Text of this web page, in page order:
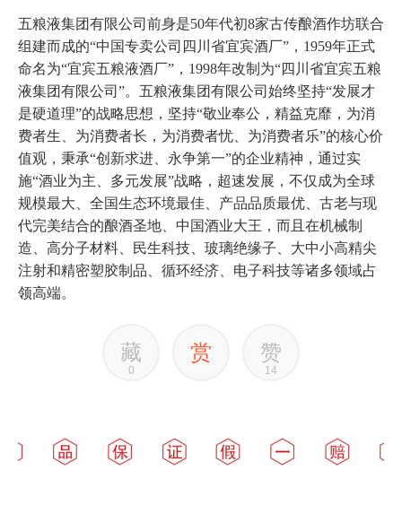
五粮液集团有限公司前身是50年代初8家古传酿酒作坊联合
组建而成的“中国专卖公司四川省宜宾酒厂”，1959年正式
命名为“宜宾五粮液酒厂”，1998年改制为“四川省宜宾五粮
液集团有限公司”。五粮液集团有限公司始终坚持“发展才
是硬道理”的战略思想，坚持“敬业奉公，精益克靡，为消
费者生、为消费者长，为消费者忧、为消费者乐”的核心价
值观，秉承“创新求进、永争第一”的企业精神，通过实
施“酒业为主、多元发展”战略，超速发展，不仅成为全球
规模最大、全国生态环境最佳、产品品质最优、古老与现
代完美结合的酿酒圣地、中国酒业大王，而且在机械制
造、高分子材料、民生科技、玻璃绝缘子、大中小高精尖
注射和精密塑胶制品、循环经济、电子科技等诸多领域占
领高端。
藏
0
赏 赞
14